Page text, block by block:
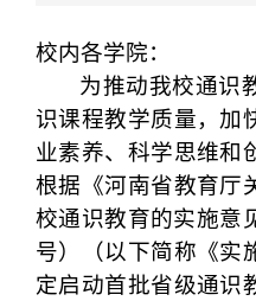
校内各学院：
为推动我校通识
识课程教学质量，加
业素养、科学思维和
根据《河南省教育厅
校通识教育的实施意
号）（以下简称《实
定启动首批省级通识